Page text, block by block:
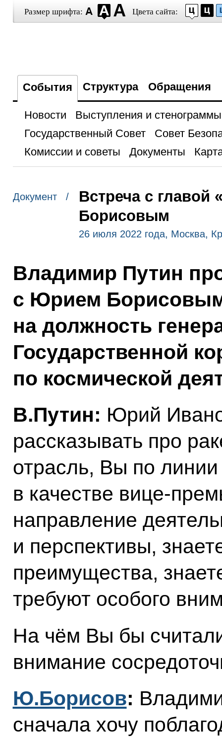
Размер шрифта: Цвета сайта:
События Структура Обращения
Новости
Выступления и стенограммы
Государственный Совет
Совет
Комиссии и советы
Документы
Документ /
Встреча с
Борисовым
26 июля 2022 года, Москва,
Владимир Путин
с Юрием
на должность
Государственной
по космической
В.Путин: Юрий
рассказывать про
отрасль, Вы по
в качестве вице-
направление
и перспективы,
преимущества,
требуют особого
На чём Вы бы
внимание
Ю.Борисов:
сначала хочу